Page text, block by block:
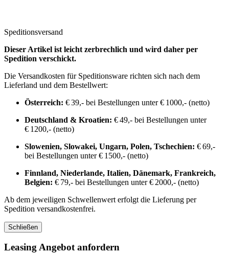
Speditionsversand
Dieser Artikel ist leicht zerbrechlich und wird daher per
Spedition verschickt.
Die Versandkosten für Speditionsware richten sich nach dem
Lieferland und dem Bestellwert:
Österreich: € 39,- bei Bestellungen unter € 1000,- (netto)
Deutschland & Kroatien: € 49,- bei Bestellungen unter
€ 1200,- (netto)
Slowenien, Slowakei, Ungarn, Polen, Tschechien: € 69,-
bei Bestellungen unter € 1500,- (netto)
Finnland, Niederlande, Italien, Dänemark, Frankreich,
Belgien: € 79,- bei Bestellungen unter € 2000,- (netto)
Ab dem jeweiligen Schwellenwert erfolgt die Lieferung per
Spedition versandkostenfrei.
Schließen
Leasing Angebot anfordern